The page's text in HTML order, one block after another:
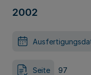
2002
Seite 97